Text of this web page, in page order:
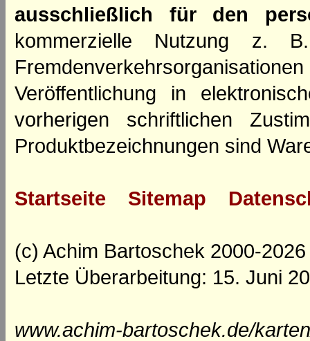
ausschließlich für den
kommerzielle Nutzung z.
Veröffentlichung in
vorherigen schriftlichen
Produktbezeichnungen sind
Startseite Sitemap
(c) Achim Bartoschek 2000-2026
Letzte Überarbeitung: 15. Juni
www.achim-bartoschek.de/